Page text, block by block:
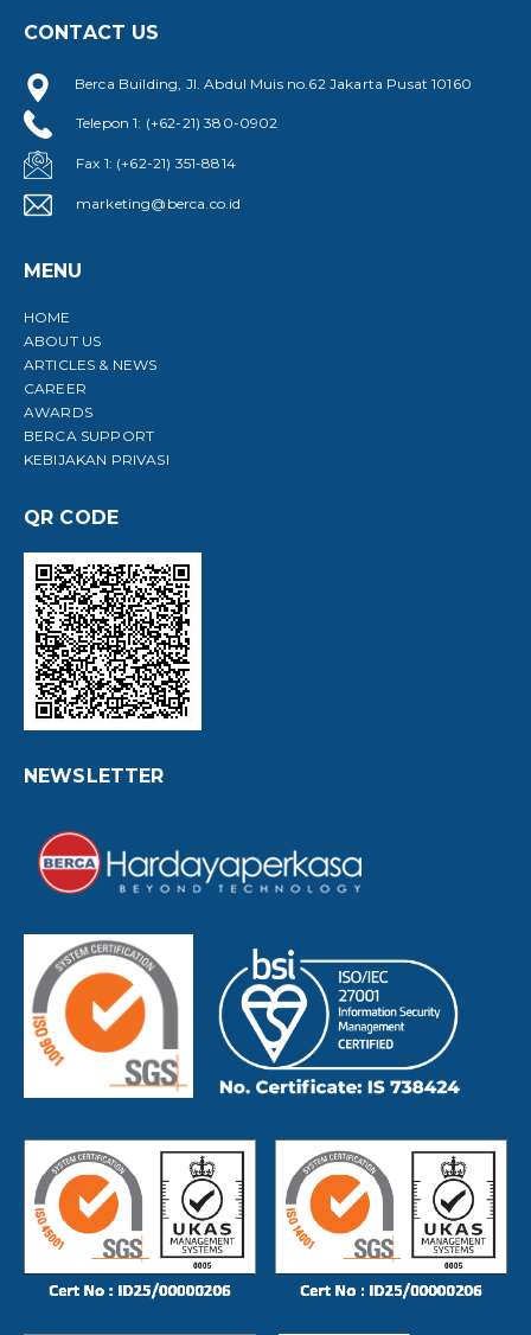
CONTACT US
Berca Building, Jl. Abdul Muis no.62 Jakarta Pusat 10160
Telepon 1: (+62-21) 380-0902
Fax 1: (+62-21) 351-8814
marketing@berca.co.id
MENU
HOME
ABOUT US
ARTICLES & NEWS
CAREER
AWARDS
BERCA SUPPORT
KEBIJAKAN PRIVASI
QR CODE
NEWSLETTER